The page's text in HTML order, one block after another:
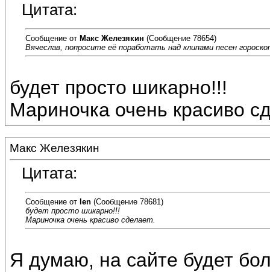
Цитата:
Сообщение от Макс Железякин (Сообщение 78654)
Вячеслав, попросите её поработать над клипами песен
будет просто шикарно!!!
Мариночка очень красиво
Макс Железякин
Цитата:
Сообщение от len (Сообщение 78681)
будет просто шикарно!!!
Мариночка очень красиво сделает.
Я думаю, на сайте будет